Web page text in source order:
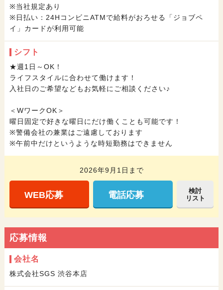
※当社規定あり
※日払い：24HコンビニATMで給料がおろせる「ジョブペ
イ」カードが利用可能
シフト
★週1日～OK！
ライフスタイルに合わせて働けます！
入社日のご希望などもお気軽にご相談ください♪
＜WワークOK＞
曜日固定で好きな曜日にだけ働くことも可能です！
※警備会社の兼業はご遠慮しております
※午前中だけというような時短勤務はできません
2026年9月1日まで
WEB応募 電話応募
検討
リスト
応募情報
会社名
株式会社SGS 渋谷本店